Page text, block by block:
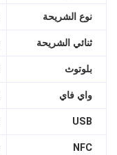
نوع الشريحة
ثنائي الشريحة
بلوتوث
واي فاي
USB
NFC